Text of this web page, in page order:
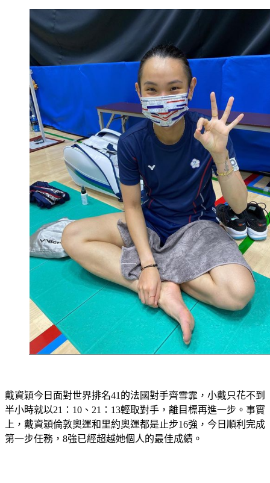
戴資穎今日面對世界排名41的法國對手齊雪霏，小戴只花不到
半小時就以21：10、21：13輕取對手，離目標再進一步。事實
上，戴資穎倫敦奧運和里約奧運都是止步16強，今日順利完成
第一步任務，8強已經超越她個人的最佳成績。